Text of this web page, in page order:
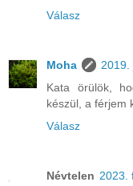
Válasz
Moha
2019.
Kata örülök,
készül, a férjem
Válasz
Névtelen 2023.